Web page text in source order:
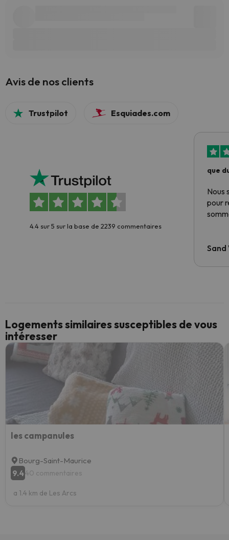
Avis de nos clients
Trustpilot Esquiades.com
4.4 sur 5 sur la base de 2239 commentaires
que
Nous
pour
Sand
Logements similaires susceptibles de vous
intéresser
les campanules
Bourg-Saint-Maurice
9.440 commentaires
a 1.4 km de Les Arcs